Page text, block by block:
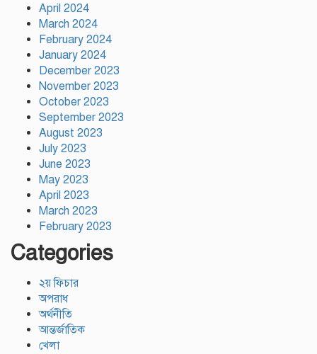
April 2024
March 2024
February 2024
January 2024
December 2023
November 2023
October 2023
September 2023
August 2023
July 2023
June 2023
May 2023
April 2023
March 2023
February 2023
Categories
২য় ফিচার
অপরাধ
অর্থনীতি
আন্তর্জাতিক
খেলা